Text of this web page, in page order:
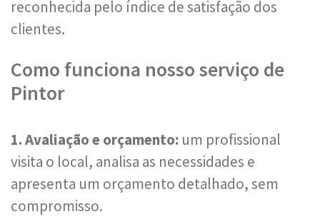
reconhecida pelo índice de satisfação dos
clientes.
Como funciona nosso serviço de
Pintor
1. Avaliação e orçamento: um profissional
visita o local, analisa as necessidades e
apresenta um orçamento detalhado, sem
compromisso.